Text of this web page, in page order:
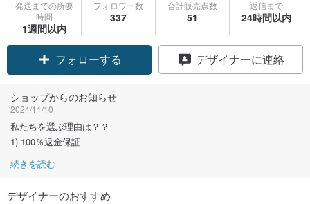
発送までの所要
時間
1週間以内
フォロワー数
337
合計販売点数
51
返信まで
24時間以内
フォローする デザイナーに連絡
ショップからのお知らせ
2024/11/10
私たちを選ぶ理由は？？
1) 100％返金保証
続きを読む
デザイナーのおすすめ